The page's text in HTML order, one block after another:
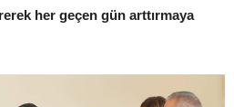
her geçen gün arttırmaya